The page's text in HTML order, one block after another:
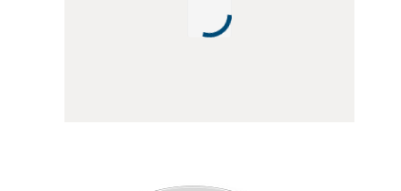
Das Gerät ist sehr kompakt aufgebaut
Einem geringen Platzbedarf